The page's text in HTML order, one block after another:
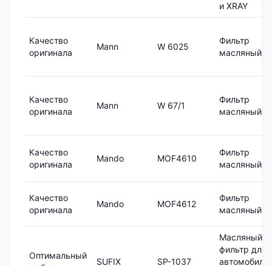
и XRAY
Качество
оригинала
Mann W 6025
Фильтр
масляный
Качество
оригинала
Mann W 67/1
Фильтр
масляный
Качество
оригинала
Mando MOF4610
Фильтр
масляный
Качество
оригинала
Mando MOF4612
Фильтр
масляный
Оптимальный
SUFIX SP-1037
Масляный
фильтр для